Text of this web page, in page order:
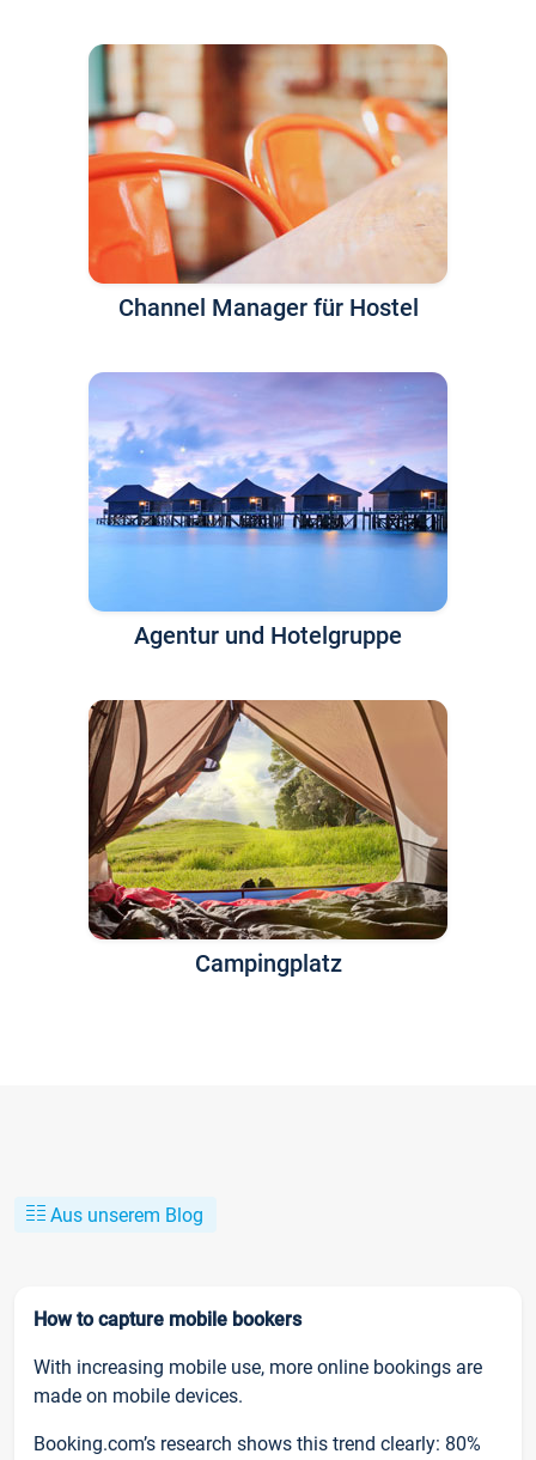
Channel Manager für Hostel
Agentur und Hotelgruppe
Campingplatz
Aus unserem Blog
How to capture mobile bookers
With increasing mobile use, more online bookings are
made on mobile devices.
Booking.com’s research shows this trend clearly: 80%